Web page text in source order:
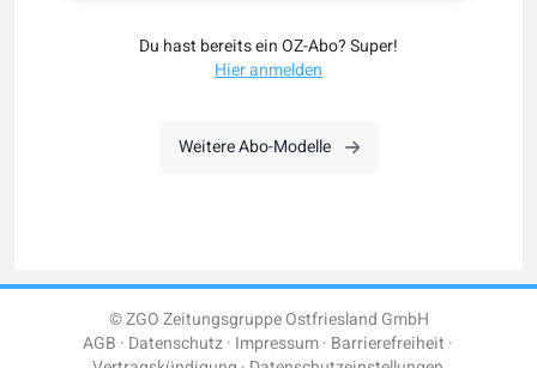
Du hast bereits ein OZ-Abo? Super!
Hier anmelden
Weitere Abo-Modelle
© ZGO Zeitungsgruppe Ostfriesland GmbH
AGB Datenschutz Impressum Barrierefreiheit